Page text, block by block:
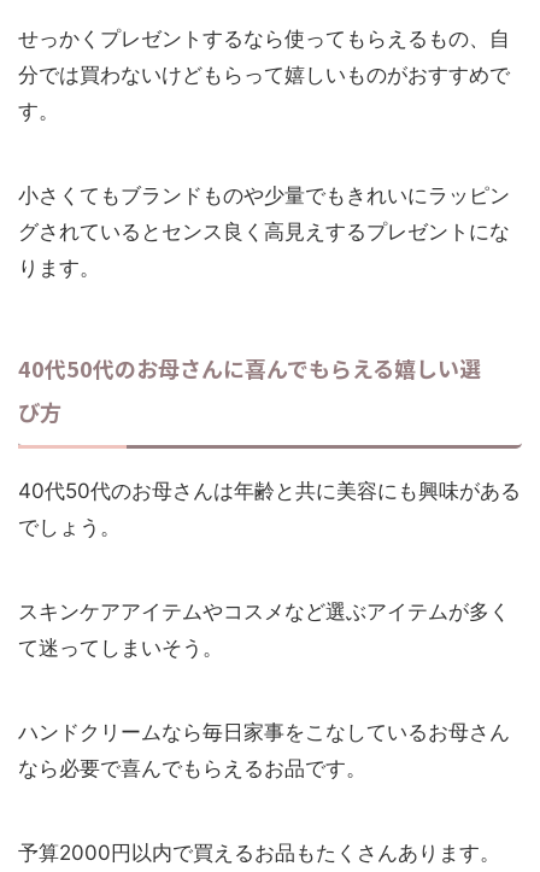
せっかくプレゼントするなら使ってもらえるもの、自
分では買わないけどもらって嬉しいものがおすすめで
す。
小さくてもブランドものや少量でもきれいにラッピン
グされているとセンス良く高見えするプレゼントにな
ります。
40代50代のお母さんに喜んでもらえる嬉しい選
び方
40代50代のお母さんは年齢と共に美容にも興味がある
でしょう。
スキンケアアイテムやコスメなど選ぶアイテムが多く
て迷ってしまいそう。
ハンドクリームなら毎日家事をこなしているお母さん
なら必要で喜んでもらえるお品です。
予算2000円以内で買えるお品もたくさんあります。